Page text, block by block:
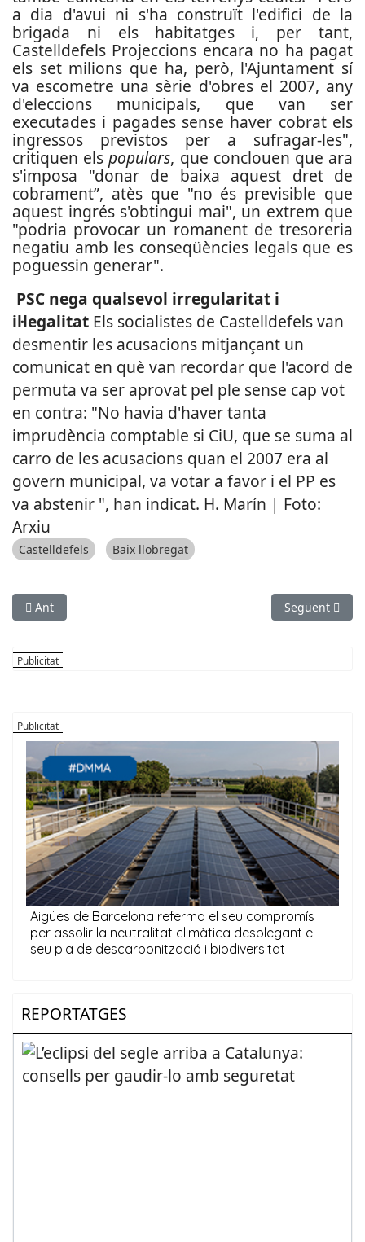
a dia d'avui ni s'ha construït l'edifici de la
brigada ni els habitatges i, per tant,
Castelldefels Projeccions encara no ha pagat
els set milions que ha, però, l'Ajuntament sí
va escometre una sèrie d'obres el 2007, any
d'eleccions municipals, que van ser
executades i pagades sense haver cobrat els
ingressos previstos per a sufragar-les",
critiquen elspopulars, que conclouen que ara
s'imposa "donar de baixa aquest dret de
cobrament”, atès que "no és previsible que
aquest ingrés s'obtingui mai", un extrem que
"podria provocar un romanent de tresoreria
negatiu amb les conseqüències legals que es
poguessin generar".
PSC nega qualsevol irregularitat i
il·legalitat Els socialistes de Castelldefels van
desmentir les acusacions mitjançant un
comunicat en què van recordar que l'acord de
permuta va ser aprovat pel ple sense cap vot
en contra: "No havia d'haver tanta
imprudència comptable si CiU, que se suma al
carro de les acusacions quan el 2007 era al
govern municipal, va votar a favor i el PP es
va abstenir ", han indicat. H. Marín | Foto:
Arxiu
Castelldefels Baix llobregat
Article anterior: El Papiol, amb les factures als proveïdors
Ant Article
Següent
REPORTATGES